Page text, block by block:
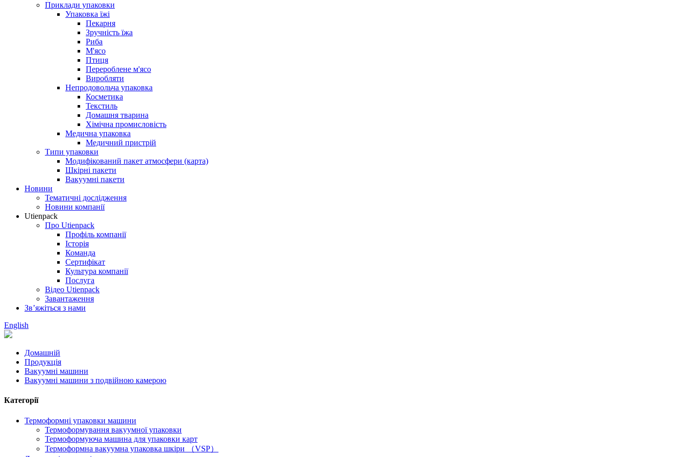
Приклади упаковки
Упаковка їжі
Пекарня
Зручність їжа
Риба
М'ясо
Птиця
Перероблене м'ясо
Виробляти
Непродовольча упаковка
Косметика
Текстиль
Домашня тварина
Хімічна промисловість
Медична упаковка
Медичний пристрій
Типи упаковки
Модифікований пакет атмосфери (карта)
Шкірні пакети
Вакуумні пакети
Новини
Тематичні дослідження
Новини компанії
Utienpack
Про Utienpack
Профіль компанії
Історія
Команда
Сертифікат
Культура компанії
Послуга
Відео Utienpack
Завантаження
Зв’яжіться з нами
English
Домашній
Продукція
Вакуумні машини
Вакуумні машини з подвійною камерою
Категорії
Термоформні упаковки машини
Термоформування вакуумної упаковки
Термоформуюча машина для упаковки карт
Термоформна вакуумна упаковка шкіри （VSP）